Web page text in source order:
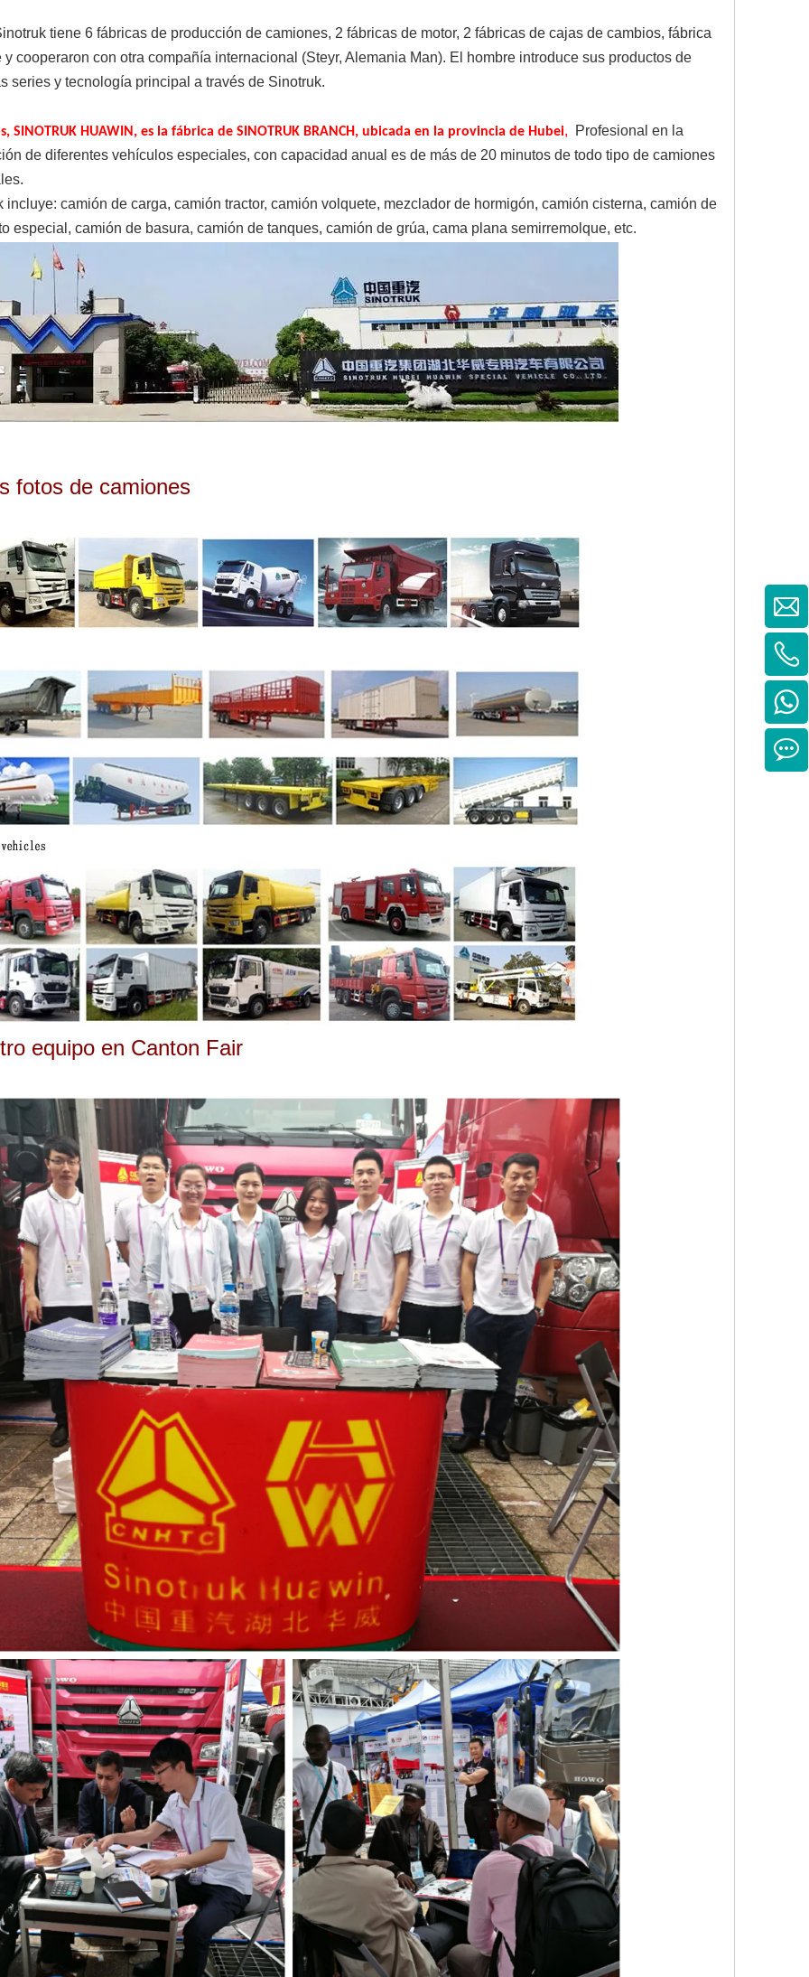
tiene 6 fábricas de producción de camiones, 2 fábricas de motor, 2 fábricas de cajas de cambios, fábrica
y cooperaron con otra compañía internacional (Steyr, Alemania Man). El hombre introduce sus productos de
series y tecnología principal a través de Sinotruk.
SINOTRUK HUAWIN, es la fábrica de SINOTRUK BRANCH, ubicada en la provincia de Hubei, Profesional en la
de diferentes vehículos especiales, con capacidad anual es de más de 20 minutos de todo tipo de camiones
incluye: camión de carga, camión tractor, camión volquete, mezclador de hormigón, camión cisterna, camión de
especial, camión de basura, camión de tanques, camión de grúa, cama plana semirremolque, etc.
fotos de camiones
equipo en Canton Fair